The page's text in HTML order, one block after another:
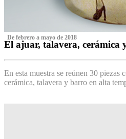
‌ De febrero a mayo de 2018
El ajuar, talavera, cerámica
En esta muestra se reúnen 30 piezas
cerámica, talavera y barro en alta